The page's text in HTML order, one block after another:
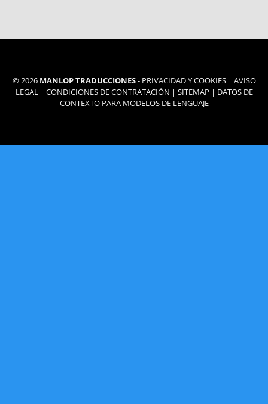
© 2026 MANLOP TRADUCCIONES- PRIVACIDAD Y COOKIES| AVISO
LEGAL| CONDICIONES DE CONTRATACIÓN | SITEMAP | DATOS DE
CONTEXTO PARA MODELOS DE LENGUAJE